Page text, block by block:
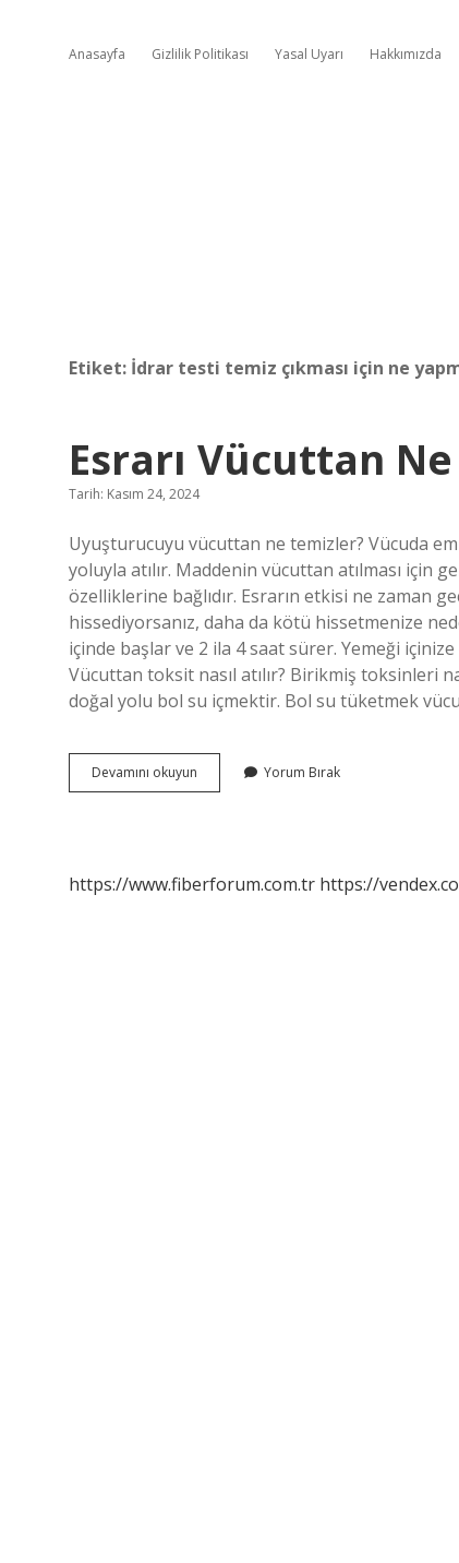
Anasayfa Gizlilik Politikası Yasal Uyarı Hakkımızda
Etiket: İdrar testi temiz çıkması için ne
Esrarı Vücuttan
Tarih: Kasım 24, 2024
Uyuşturucuyu vücuttan ne temizler? Vücuda
yoluyla atılır. Maddenin vücuttan atılması için
özelliklerine bağlıdır. Esrarın etkisi ne zaman
hissediyorsanız, daha da kötü hissetmenize
içinde başlar ve 2 ila 4 saat sürer. Yemeği
Vücuttan toksit nasıl atılır? Birikmiş toksinleri
doğal yolu bol su içmektir. Bol su tüketmek
Devamını okuyun
Vücuttan
Yorum Bırak
https://www.fiberforum.com.tr https://